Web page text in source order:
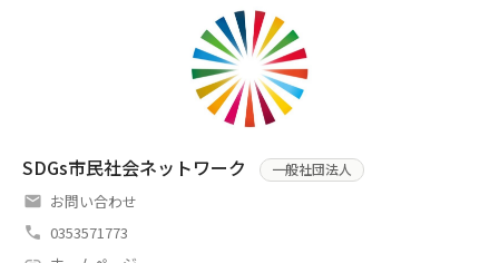
SDGs市民社会ネットワーク 一般社団法人
お問い合わせ
0353571773